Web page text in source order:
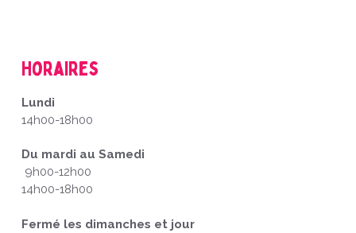
Horaires
Lundi
14h00-18h00
Du mardi au Samedi
9h00-12h00
14h00-18h00
Fermé les dimanches et jour